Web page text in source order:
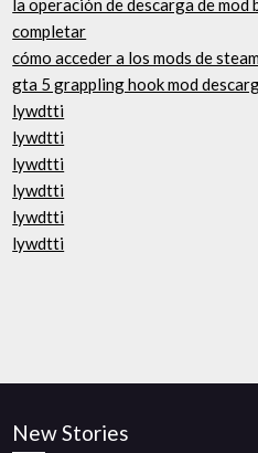
completar
cómo acceder a los mods de
gta 5 grappling hook mod
lywdtti
lywdtti
lywdtti
lywdtti
lywdtti
lywdtti
New Stories